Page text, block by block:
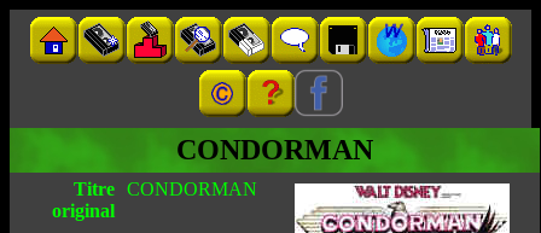
CONDORMAN
Titre
original
CONDORMAN